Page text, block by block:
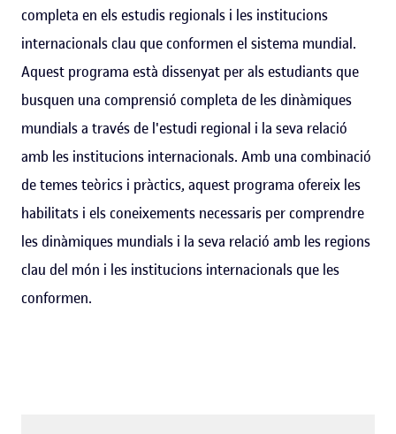
completa en els estudis regionals i les institucions
internacionals clau que conformen el sistema mundial.
Aquest programa està dissenyat per als estudiants que
busquen una comprensió completa de les dinàmiques
mundials a través de l'estudi regional i la seva relació
amb les institucions internacionals. Amb una combinació
de temes teòrics i pràctics, aquest programa ofereix les
habilitats i els coneixements necessaris per comprendre
les dinàmiques mundials i la seva relació amb les regions
clau del món i les institucions internacionals que les
conformen.